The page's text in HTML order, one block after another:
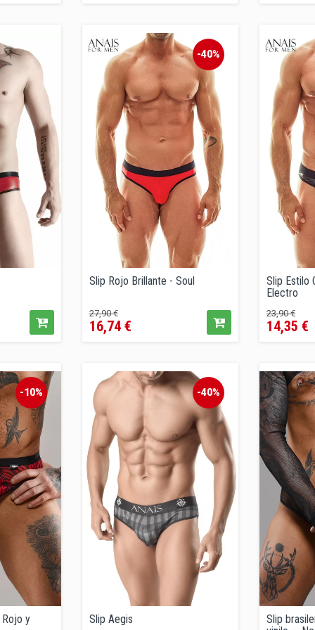
-40%
Slip Rojo Brillante - Soul
Precio
regular
27,90 €Precio
16,74 €
Slip Estilo
Electro
Precio
regular
23,90 €
14,35 €
-10%
Rojo y
-40%
Slip Aegis
Slip